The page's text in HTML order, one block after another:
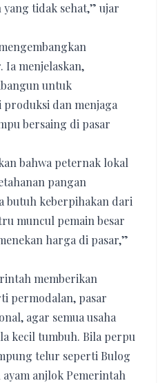
tidak sehat,” ujar
Ia menjelaskan,
untuk
dan menjaga
bersaing di pasar
bahwa peternak lokal
pangan
butuh keberpihakan dari
muncul pemain besar
harga di pasar,”
memberikan
permodalan, pasar
agar semua usaha
kecil tumbuh. Bila perpu
telur seperti Bulog
anjlok Pemerintah